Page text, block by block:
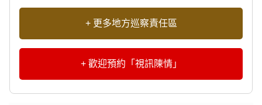
+ 更多地方巡察責任區
+ 歡迎預約「視訊陳情」